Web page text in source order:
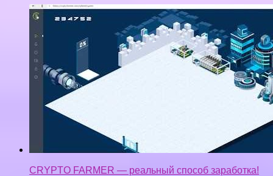
CRYPTO FARMER — реальный способ заработка!